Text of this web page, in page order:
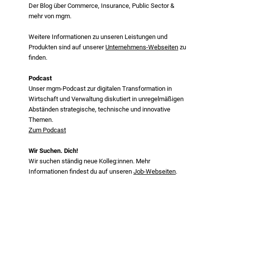
Der Blog über Commerce, Insurance, Public Sector &
mehr von mgm.
Weitere Informationen zu unseren Leistungen und
Produkten sind auf unsererUnternehmens-Webseiten zu
finden.
Podcast
Unser mgm‑Podcast zur digitalen Transformation in
Wirtschaft und Verwaltung diskutiert in unregelmäßigen
Abständen strategische, technische und innovative
Themen.
Zum Podcast
Wir Suchen. Dich!
Wir suchen ständig neue Kolleg:innen. Mehr
Informationen findest du auf unseren Job-Webseiten.